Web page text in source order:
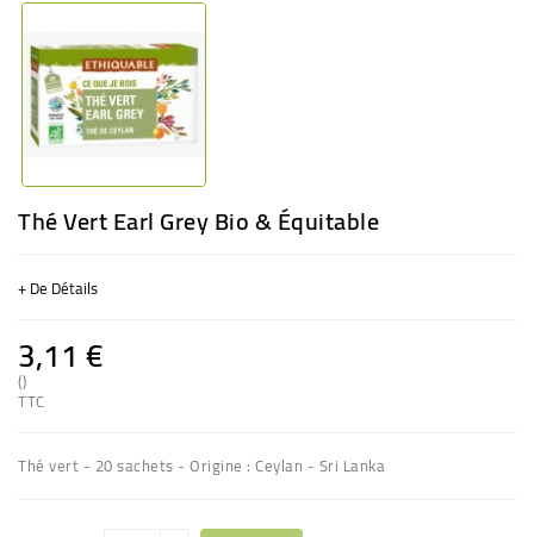
Thé Vert Earl Grey Bio & Équitable
+ De Détails
3,11 €
()
TTC
Thé vert - 20 sachets - Origine : Ceylan - Sri Lanka